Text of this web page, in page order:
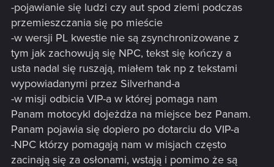
-pojawianie się ludzi czy aut spod ziemi podczas
przemieszczania się po mieście
-w wersji PL kwestie nie są zsynchronizowane z
tym jak zachowują się NPC, tekst się kończy a
usta nadal się ruszają, miałem tak np z tekstami
wypowiadanymi przez Silverhand-a
-w misji odbicia VIP-a w której pomaga nam
Panam motocykl dojeżdża na miejsce bez Panam.
Panam pojawia się dopiero po dotarciu do VIP-a
-NPC którzy pomagają nam w misjach często
zacinają się za osłonami, wstają i pomimo że są